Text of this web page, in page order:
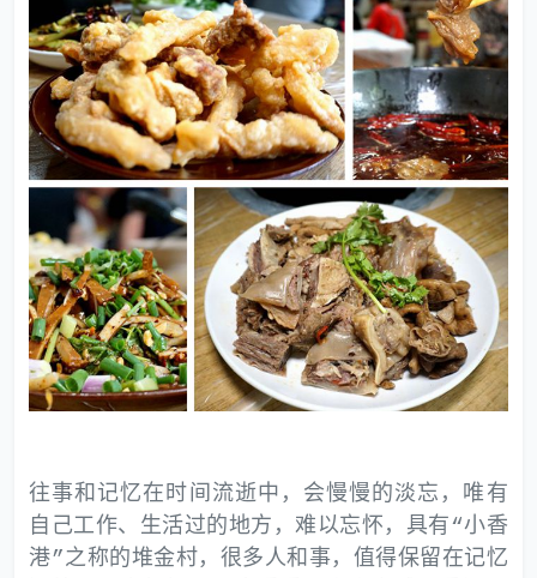
往事和记忆在时间流逝中，会慢慢的淡忘，唯有
自己工作、生活过的地方，难以忘怀，具有“小香
港”之称的堆金村，很多人和事，值得保留在记忆